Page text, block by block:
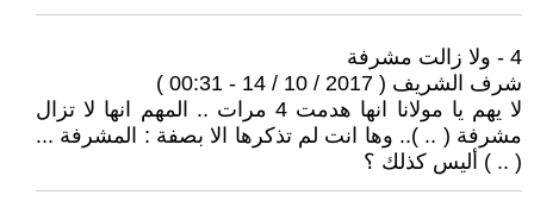
4 - ولا زالت مشرفة
شرف الشريف ( 2017 / 10 / 14 - 00:31 )
لا يهم يا مولانا انها هدمت 4 مرات .. المهم انها لا تزال
مشرفة ( .. ).. وها انت لم تذكرها الا بصفة : المشرفة ...
( .. ) أليس كذلك ؟